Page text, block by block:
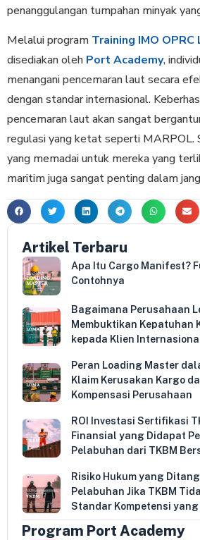
penanggulangan tumpahan minyak
Melalui program Training IMO OPRC
disediakan oleh Port Academy,
menangani pencemaran laut secara
dengan standar internasional.
pencemaran laut akan sangat
regulasi yang ketat seperti MARPOL.
yang memadai untuk mereka yang
maritim juga sangat penting dalam
Artikel Terbaru
Apa Itu Cargo Manifest?
Contohnya
Bagaimana Perusahaan
Membuktikan Kepatuhan
kepada Klien
Peran Loading Master
Klaim Kerusakan Kargo
Kompensasi Perusahaan
ROI Investasi Sertifikasi
Finansial yang Didapat
Pelabuhan dari TKBM
Risiko Hukum yang
Pelabuhan Jika TKBM
Standar Kompetensi
Program Port Academy